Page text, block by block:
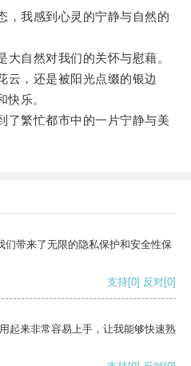
我感到心灵的宁静与自然的
自然对我们的关怀与慰藉。
，还是被阳光点缀的银边
乐。
繁忙都市中的一片宁静与美
带来了无限的隐私保护和安全性保
支持[0] 反对[0]
起来非常容易上手，让我能够快速熟